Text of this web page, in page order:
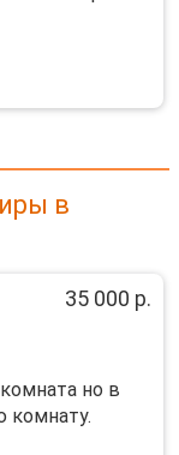
в
35 000 р.
но в
комнату.